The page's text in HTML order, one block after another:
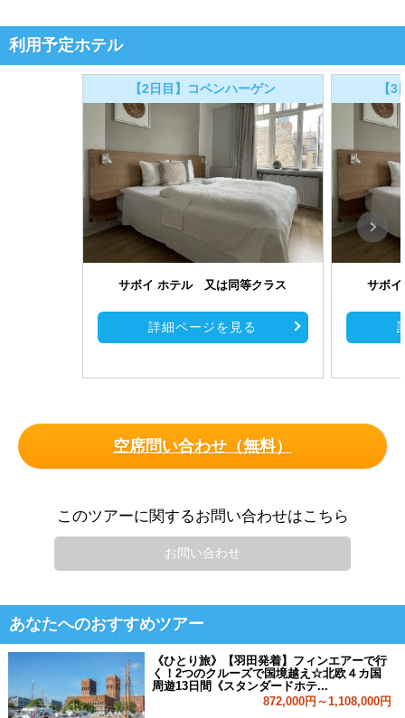
利用予定ホテル
【2日目】コペンハーゲン
サボイ ホテル 又は同等クラス
詳細ページを見る
【
サボ
空席問い合わせ（無料）
このツアーに関するお問い合わせはこちら
お問い合わせ
あなたへのおすすめツアー
《ひとり旅》【羽田発着】フィンエアーで行
く！2つのクルーズで国境越え☆北欧４カ国
周遊13日間《スタンダードホテ...
872,000円～1,108,000円